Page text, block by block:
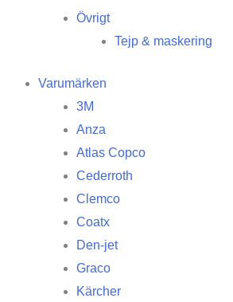
Övrigt
Tejp & maskering
Varumärken
3M
Anza
Atlas Copco
Cederroth
Clemco
Coatx
Den-jet
Graco
Kärcher